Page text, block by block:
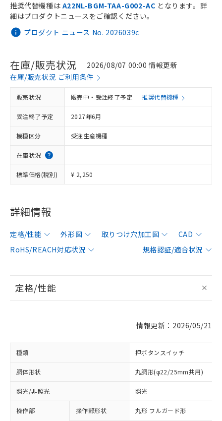
プロダクト ニュース No. 2026039c
推奨代替機種は A22NL-BGM-TAA-G002-AC となります。詳
細はプロダクトニュースをご確認ください。
在庫/販売状況
2026/08/07 00:00 情報更新
在庫/販売状況 ご利用条件
販売状況 販売中・受注終了予定 推奨代替機種
受注終了予定 2027年6月
機種区分 受注生産機種
在庫状況
標準価格(税別) ¥ 2,250
詳細情報
定格/性能 外形図 取りつけ穴加工図
CAD
RoHS/REACH対応状況
規格認証/適合状況
定格/性能
情報更新：2026/05/21
種類 押ボタンスイッチ
胴体形状 丸胴形(φ22/25mm共用)
照光/非照光 照光
操作部 操作部形状 丸形 フルガード形